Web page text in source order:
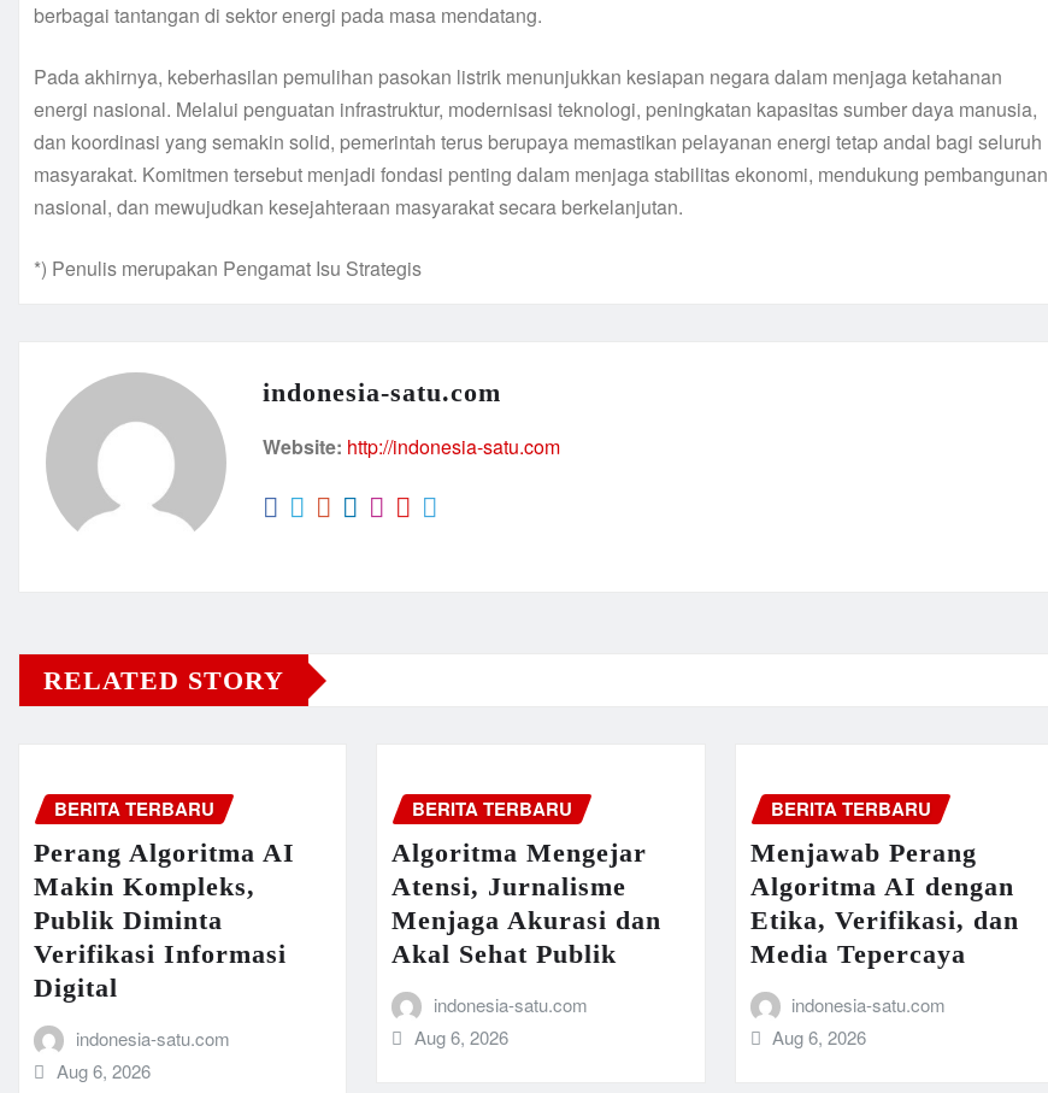
berbagai tantangan di sektor energi pada masa mendatang.
Pada akhirnya, keberhasilan pemulihan pasokan listrik menunjukkan kesiapan negara dalam menjaga ketahanan
energi nasional. Melalui penguatan infrastruktur, modernisasi teknologi, peningkatan kapasitas sumber daya manusia,
dan koordinasi yang semakin solid, pemerintah terus berupaya memastikan pelayanan energi tetap andal bagi seluruh
masyarakat. Komitmen tersebut menjadi fondasi penting dalam menjaga stabilitas ekonomi, mendukung pembangunan
nasional, dan mewujudkan kesejahteraan masyarakat secara berkelanjutan.
*) Penulis merupakan Pengamat Isu Strategis
indonesia-satu.com
Website: http://indonesia-satu.com
RELATED STORY
BERITA TERBARU
Perang Algoritma AI
Makin Kompleks,
Publik Diminta
Verifikasi Informasi
Digital
indonesia-satu.com
Aug 6, 2026
BERITA TERBARU
Algoritma Mengejar
Atensi, Jurnalisme
Menjaga Akurasi dan
Akal Sehat Publik
indonesia-satu.com
Aug 6, 2026
BERITA TERBARU
Menjawab Perang
Algoritma AI dengan
Etika, Verifikasi, dan
Media Tepercaya
indonesia-satu.com
Aug 6, 2026